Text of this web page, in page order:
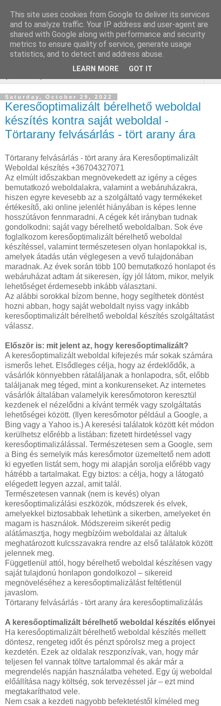
Keresőoptimalizálás :
gépjármű felmérés
Saturday, October 29, 2022
Keresőoptimalizált bérelhető weboldal
készítés kontra saját weboldal -
Törtarany felvásárlás - tört arany ára
Törtarany felvásárlás - tört arany ára Keresőoptimalizált
Weboldal készítés +36704327071
Az elmúlt időszakban megnövekedett az igény a céges
bemutatkozó weboldalakra, valamint a webáruházakra,
hiszen egyre kevesebb az a szolgáltató vagy termékeket
értékesítő, aki online jelenlét hiányában is képes lenne
hosszútávon fennmaradni. A cégek két irányban tudnak
gondolkodni: saját vagy bérelhető weboldalban. Sok éve
foglalkozom keresőoptimalizált bérelhető weboldal
készítéssel, valamint természetesen olyan honlapokkal is,
amelyek átadás után véglegesen a vevő tulajdonában
maradnak. Az évek során több 100 bemutatkozó honlapot és
webáruházat adtam át sikeresen, így jól látom, mikor, melyik
lehetőséget érdemesebb inkább választani.
Az alábbi sorokkal bízom benne, hogy segíthetek döntést
hozni abban, hogy saját weboldalt nyiss vagy inkább
keresőoptimalizált bérelhető weboldal készítés szolgáltatást
válassz.
Először is: mit jelent az, hogy keresőoptimalizált?
A keresőoptimalizált weboldal kifejezés már sokak számára
ismerős lehet. Elsődleges célja, hogy az érdeklődők, a
vásárlók könnyebben rátaláljanak a honlapodra, sőt, előbb
találjanak meg téged, mint a konkurenseket. Az internetes
vásárlók általában valamelyik keresőmotoron keresztül
kezdenek el nézelődni a kívánt termék vagy szolgáltatás
lehetőségei között. (Ilyen keresőmotor például a Google, a
Bing vagy a Yahoo is.) A keresési találatok között két módon
kerülhetsz előrébb a listában: fizetett hirdetéssel vagy
keresőoptimalizálással. Természetesen sem a Google, sem
a Bing és semelyik más keresőmotor üzemeltető nem adott
ki egyetlen listát sem, hogy mi alapján sorolja előrébb vagy
hátrébb a tartalmakat. Egy biztos: a célja, hogy a látogató
elégedett legyen azzal, amit talál.
Természetesen vannak (nem is kevés) olyan
keresőoptimalizálási eszközök, módszerek és elvek,
amelyekkel biztosabbak lehetünk a sikerben, amelyeket én
magam is használok. Módszereim sikerét pedig
alátámasztja, hogy megbízóim weboldalai az általuk
meghatározott kulcsszavakra rendre az első találatok között
jelennek meg.
Függetlenül attól, hogy bérelhető weboldal készítésen vagy
saját tulajdonú honlapon gondolkozol – sikereid
megnöveléséhez a keresőoptimalizálást feltétlenül
javaslom.
Törtarany felvásárlás - tört arany ára keresőoptimalizálás
A keresőoptimalizált bérelhető weboldal készítés előnyei
Ha keresőoptimalizált bérelhető weboldal készítés mellett
döntesz, rengeteg időt és pénzt spórolsz meg a project
kezdetén. Ezek az oldalak reszponzívak, van, hogy már
teljesen fel vannak töltve tartalommal és akár már a
megrendelés napján használatba veheted. Egy új weboldal
előállítása nagy költség, sok tervezéssel jár – ezt mind
megtakaríthatod vele.
Nem csak a kezdeti nagyobb befektetéstől kíméled meg
This site uses cookies from Google to deliver its services
and to analyze traffic. Your IP address and user-agent are
shared with Google along with performance and security
metrics to ensure quality of service, generate usage
statistics, and to detect and address abuse.
LEARN MORE GOT IT